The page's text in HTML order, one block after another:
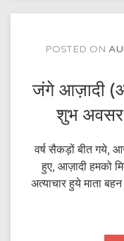
POSTED ON
जंगे आज़ादी
शुभ अवसर
वर्ष सैकड़ों बीत गये,
हुए, आज़ादी हमको
अत्याचार हुये माता